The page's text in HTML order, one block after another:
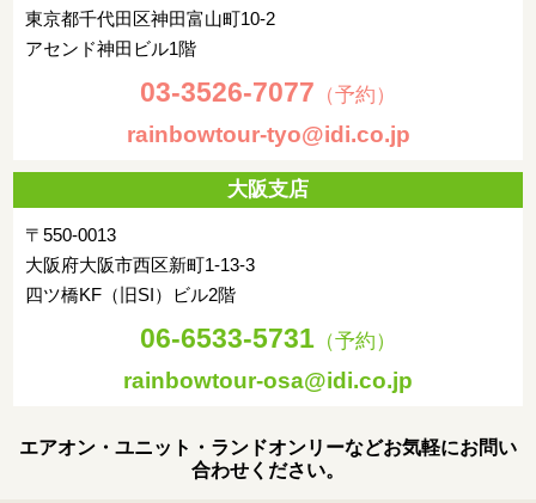
東京都千代田区神田富山町10-2
アセンド神田ビル1階
03-3526-7077 （予約）
rainbowtour-tyo@idi.co.jp
大阪支店
〒550-0013
大阪府大阪市西区新町1-13-3
四ツ橋KF（旧SI）ビル2階
06-6533-5731 （予約）
rainbowtour-osa@idi.co.jp
エアオン・ユニット・ランドオンリーなどお気軽にお問い
合わせください。